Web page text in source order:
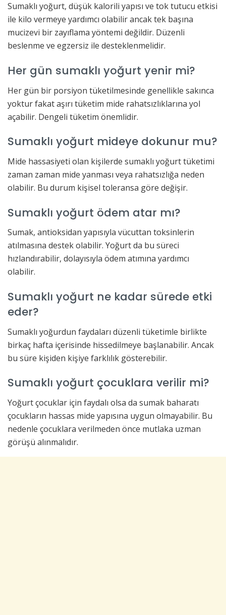
Sumaklı yoğurt, düşük kalorili yapısı ve tok tutucu etkisi
ile kilo vermeye yardımcı olabilir ancak tek başına
mucizevi bir zayıflama yöntemi değildir. Düzenli
beslenme ve egzersiz ile desteklenmelidir.
Her gün sumaklı yoğurt yenir mi?
Her gün bir porsiyon tüketilmesinde genellikle sakınca
yoktur fakat aşırı tüketim mide rahatsızlıklarına yol
açabilir. Dengeli tüketim önemlidir.
Sumaklı yoğurt mideye dokunur mu?
Mide hassasiyeti olan kişilerde sumaklı yoğurt tüketimi
zaman zaman mide yanması veya rahatsızlığa neden
olabilir. Bu durum kişisel toleransa göre değişir.
Sumaklı yoğurt ödem atar mı?
Sumak, antioksidan yapısıyla vücuttan toksinlerin
atılmasına destek olabilir. Yoğurt da bu süreci
hızlandırabilir, dolayısıyla ödem atımına yardımcı
olabilir.
Sumaklı yoğurt ne kadar sürede etki
eder?
Sumaklı yoğurdun faydaları düzenli tüketimle birlikte
birkaç hafta içerisinde hissedilmeye başlanabilir. Ancak
bu süre kişiden kişiye farklılık gösterebilir.
Sumaklı yoğurt çocuklara verilir mi?
Yoğurt çocuklar için faydalı olsa da sumak baharatı
çocukların hassas mide yapısına uygun olmayabilir. Bu
nedenle çocuklara verilmeden önce mutlaka uzman
görüşü alınmalıdır.